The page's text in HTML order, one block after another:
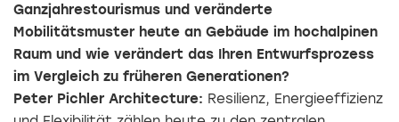
Ganzjahrestourismus und veränderte
Mobilitätsmuster heute an Gebäude im hochalpinen
Raum und wie verändert das Ihren Entwurfsprozess
im Vergleich zu früheren Generationen?
Peter Pichler Architecture: Resilienz, Energieeffizienz